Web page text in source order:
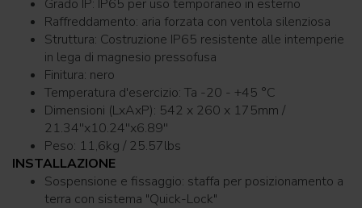
Grado IP: IP65 per uso temporaneo in esterno
Raffreddamento: aria forzata con ventola silenziosa
Struttura: Costruzione IP65 resistente alle intemperie
in lega di magnesio pressofusa
Finitura: nero
Temperatura d'esercizio: Ta -20 - +45 °C
Dimensioni (LxAxP): 542 x 260 x 175mm /
21.34''x10.24''x6.89''
Peso: 11,6kg / 25.57lbs
INSTALLAZIONE
Sospensione e fissaggio: staffa per posizionamento a
terra con sistema "Quick-Lock"